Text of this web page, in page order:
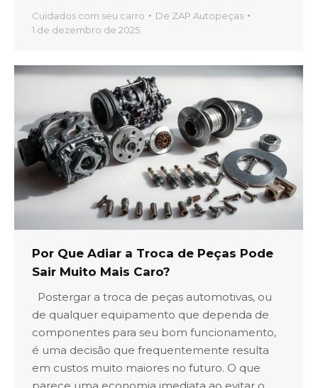
Cuidados com seu carro De ZAP Autopeças
1 de dezembro de 2025
Por Que Adiar a Troca de Peças Pode
Sair Muito Mais Caro?
Postergar a troca de peças automotivas, ou
de qualquer equipamento que dependa de
componentes para seu bom funcionamento,
é uma decisão que frequentemente resulta
em custos muito maiores no futuro. O que